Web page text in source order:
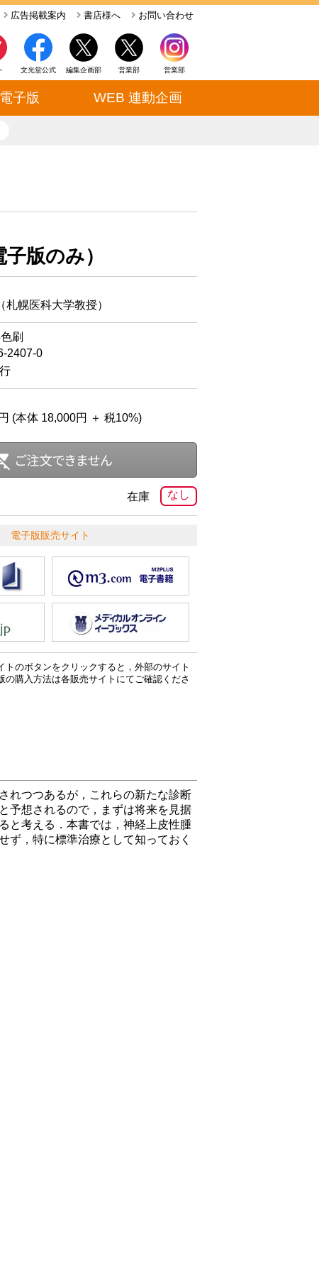
お問い合わせ
書店様へ
広告掲載案内
営業部
営業部
編集企画部
文光堂公式
電子版 WEB 連動企画
版のみ）
幌医科大学教授）
刷
2407-0
円 (本体 18,000円 ＋ 税10%)
なし
在庫
電子版販売サイト
トのボタンをクリックすると，外部のサイト
の購入方法は各販売サイトにてご確認くださ
れつつあるが，これらの新たな診断
予想されるので，まずは将来を見据
と考える．本書では，神経上皮性腫
ず，特に標準治療として知っておく